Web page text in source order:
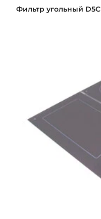
Фильтр угольный D5C